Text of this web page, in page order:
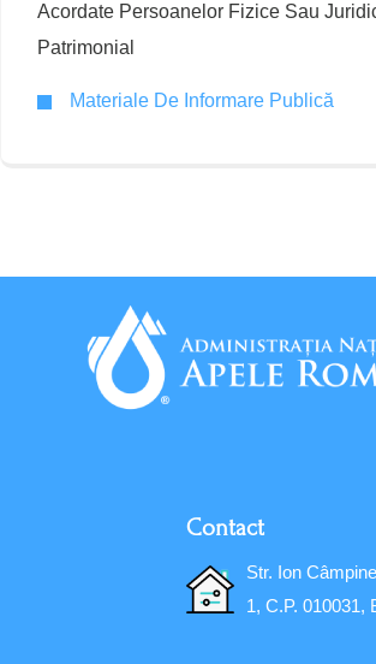
Acordate Persoanelor Fizice Sau
Patrimonial
Materiale De Informare Publică
Contact
Str. Ion
1, C.P. 010031,